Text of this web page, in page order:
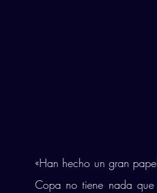
«Han hecho un gran
Copa no tiene nada